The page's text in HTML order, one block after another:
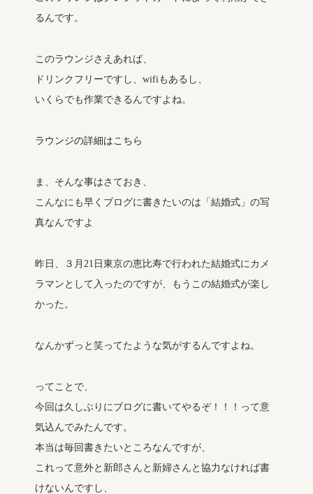
るんです。
このラウンジさえあれば、
ドリンクフリーですし、wifiもあるし、
いくらでも作業できるんですよね。
ラウンジの詳細はこちら
ま、そんな事はさておき、
こんなにも早くブログに書きたいのは「結婚式」の写
真なんですよ
昨日、３月21日東京の恵比寿で行われた結婚式にカメ
ラマンとして入ったのですが、もうこの結婚式が楽し
かった。
なんかずっと笑ってたような気がするんですよね。
ってことで、
今回は久しぶりにブログに書いてやるぞ！！！って意
気込んでみたんです。
本当は毎回書きたいところなんですが、
これって意外と新郎さんと新婦さんと協力なければ書
けないんですし、